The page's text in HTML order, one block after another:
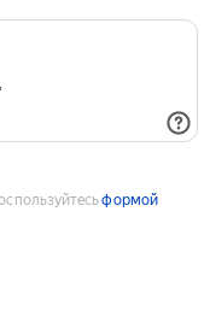
формой